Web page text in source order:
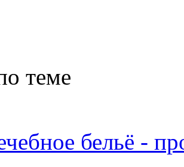
теме
бельё -